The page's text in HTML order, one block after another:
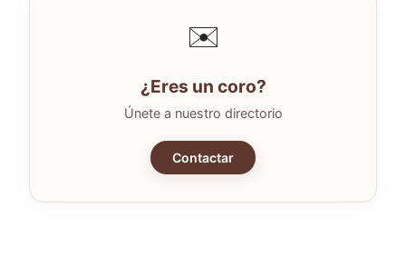
✉️
¿Eres un coro?
Únete a nuestro directorio
Contactar